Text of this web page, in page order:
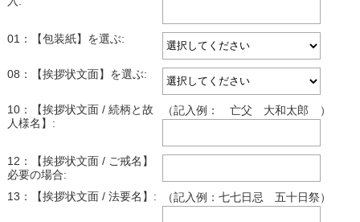
01：【包装紙】を選ぶ:
08：【挨拶状文面】を選ぶ:
10：【挨拶状文面 / 続柄と故
人様名】:
（記入例： 亡父 大和太郎 ）
12：【挨拶状文面 / ご戒名】
必要の場合:
13：【挨拶状文面 / 法要名】:
（記入例：七七日忌 五十日祭）